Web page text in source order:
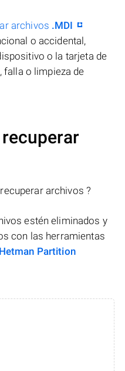
archivos .MDI
o accidental,
o la tarjeta de
o limpieza de
archivos ?
estén eliminados y
con las herramientas
Hetman Partition